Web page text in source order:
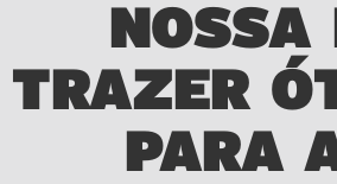
TRAZER
PARA